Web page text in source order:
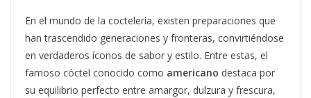
En el mundo de la coctelería, existen preparaciones que
han trascendido generaciones y fronteras, convirtiéndose
en verdaderos íconos de sabor y estilo. Entre estas, el
famoso cóctel conocido como americano destaca por
su equilibrio perfecto entre amargor, dulzura y frescura,